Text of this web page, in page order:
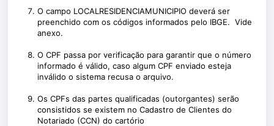
O campo LOCALRESIDENCIAMUNICIPIO deverá ser
preenchido com os códigos informados pelo IBGE. Vide
anexo.
O CPF passa por verificação para garantir que o número
informado é válido, caso algum CPF enviado esteja
inválido o sistema recusa o arquivo.
Os CPFs das partes qualificadas (outorgantes) serão
consistidos se existem no Cadastro de Clientes do
Notariado (CCN) do cartório